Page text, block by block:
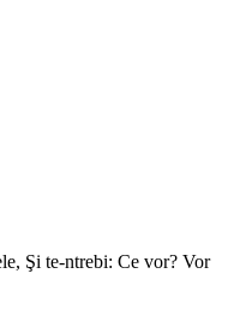
Şi te-ntrebi: Ce vor? Vor